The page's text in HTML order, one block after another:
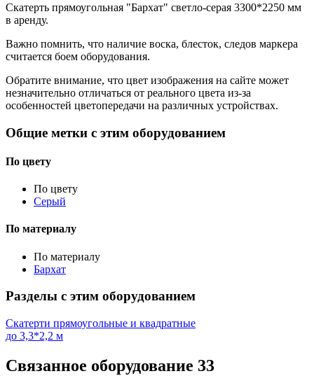
Скатерть прямоугольная "Бархат" светло-серая 3300*2250 мм
в аренду.
Важно помнить, что наличие воска, блесток, следов маркера
считается боем оборудования.
Обратите внимание, что цвет изображения на сайте может
незначительно отличаться от реального цвета из-за
особенностей цветопередачи на различных устройствах.
Общие метки с этим оборудованием
По цвету
По цвету
Серый
По материалу
По материалу
Бархат
Разделы с этим оборудованием
Скатерти прямоугольные и квадратные
до 3,3*2,2 м
Связанное оборудование 33